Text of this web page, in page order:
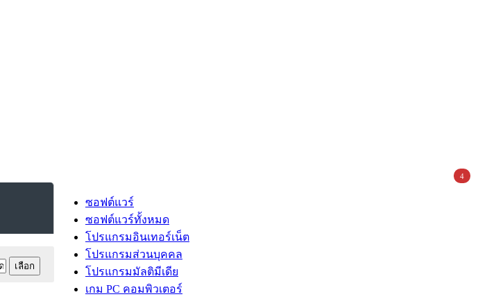
ซอฟต์แวร์
ซอฟต์แวร์ทั้งหมด
โปรแกรมอินเทอร์เน็ต
โปรแกรมส่วนบุคคล
โปรแกรมมัลติมีเดีย
เกม PC คอมพิวเตอร์
4